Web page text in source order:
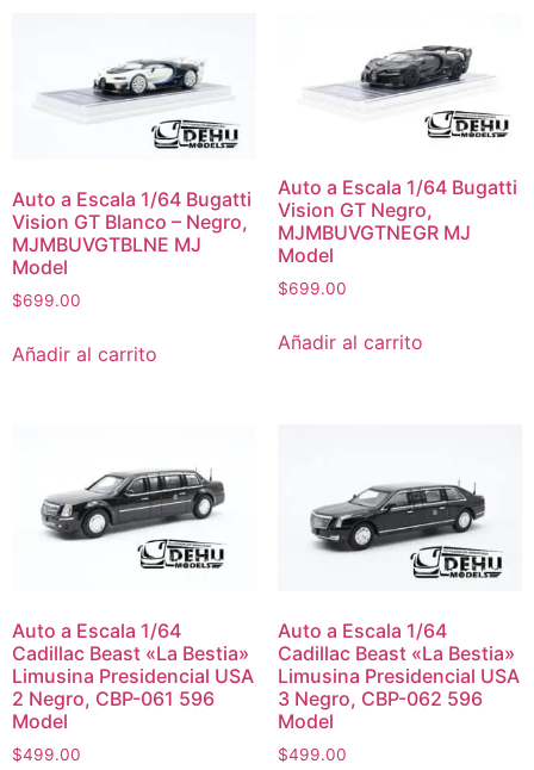
Auto a Escala 1/64 Bugatti
Vision GT Blanco – Negro,
MJMBUVGTBLNE MJ
Model
$699.00
Añadir al carrito
Auto a Escala 1/64 Bugatti
Vision GT Negro,
MJMBUVGTNEGR MJ
Model
$699.00
Añadir al carrito
Auto a Escala 1/64
Cadillac Beast «La Bestia»
Limusina Presidencial USA
2 Negro, CBP-061 596
Model
$499.00
Auto a Escala 1/64
Cadillac Beast «La Bestia»
Limusina Presidencial USA
3 Negro, CBP-062 596
Model
$499.00